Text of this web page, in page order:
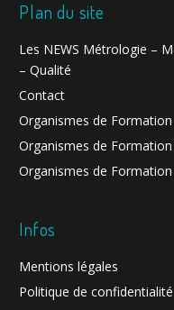
Plan du site
Les NEWS Métrologie –
– Qualité
Contact
Organismes de
Organismes de
Organismes de
Infos
Mentions légales
Politique de confidentialité